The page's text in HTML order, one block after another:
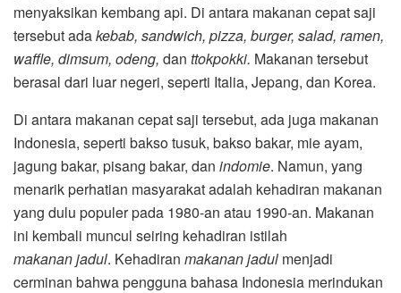
menyaksikan kembang api. Di antara makanan cepat saji
tersebut adakebab, sandwich, pizza, burger, salad, ramen,
waffle, dimsum, odeng, dan ttokpokki. Makanan tersebut
berasal dari luar negeri, seperti Italia, Jepang, dan Korea.
Di antara makanan cepat saji tersebut, ada juga makanan
Indonesia, seperti bakso tusuk, bakso bakar, mie ayam,
jagung bakar, pisang bakar, dan indomie. Namun, yang
menarik perhatian masyarakat adalah kehadiran makanan
yang dulu populer pada 1980-an atau 1990-an. Makanan
ini kembali muncul seiring kehadiran istilah
makananjadul. Kehadiran makanan jadul menjadi
cerminan bahwa pengguna bahasa Indonesia merindukan